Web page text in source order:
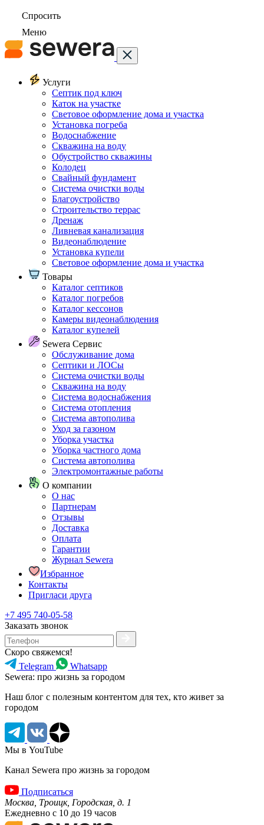
Спросить
Меню
Услуги
Септик под ключ
Каток на участке
Световое оформление дома и участка
Установка погреба
Водоснабжение
Скважина на воду
Обустройство скважины
Колодец
Свайный фундамент
Система очистки воды
Благоустройство
Строительство террас
Дренаж
Ливневая канализация
Видеонаблюдение
Установка купели
Световое оформление дома и участка
Товары
Каталог септиков
Каталог погребов
Каталог кессонов
Камеры видеонаблюдения
Каталог купелей
Sewera Сервис
Обслуживание дома
Септики и ЛОСы
Система очистки воды
Скважина на воду
Система водоснабжения
Система отопления
Система автополива
Уход за газоном
Уборка участка
Уборка частного дома
Система автополива
Электромонтажные работы
О компании
О нас
Партнерам
Отзывы
Доставка
Оплата
Гарантии
Журнал Sewera
Избранное
Контакты
Пригласи друга
+7 495 740-05-58
Заказать звонок
Скоро свяжемся!
Telegram
Whatsapp
Sewera: про жизнь за городом
Наш блог c полезным контентом для тех, кто живет за
городом
Мы в YouTube
Канал Sewera про жизнь за городом
Подписаться
Москва, Троицк, Городская, д. 1
Ежедневно с 10 до 19 часов